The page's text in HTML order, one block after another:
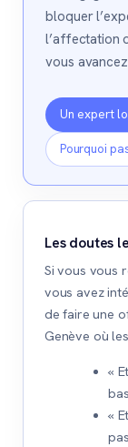
bloquer
l’affectation
vous
Un expert
Pourquoi
Les doutes
Si vous vous
vous avez
de faire une
Genève où
«
«